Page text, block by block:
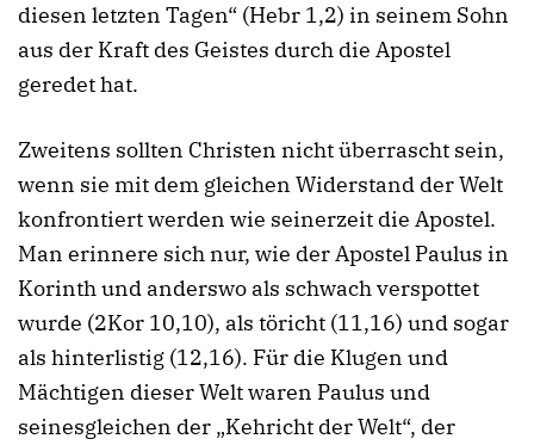
diesen letzten Tagen“ (Hebr 1,2) in seinem Sohn
aus der Kraft des Geistes durch die Apostel
geredet hat.
Zweitens sollten Christen nicht überrascht sein,
wenn sie mit dem gleichen Widerstand der Welt
konfrontiert werden wie seinerzeit die Apostel.
Man erinnere sich nur, wie der Apostel Paulus in
Korinth und anderswo als schwach verspottet
wurde (2Kor 10,10), als töricht (11,16) und sogar
als hinterlistig (12,16). Für die Klugen und
Mächtigen dieser Welt waren Paulus und
seinesgleichen der „Kehricht der Welt“, der